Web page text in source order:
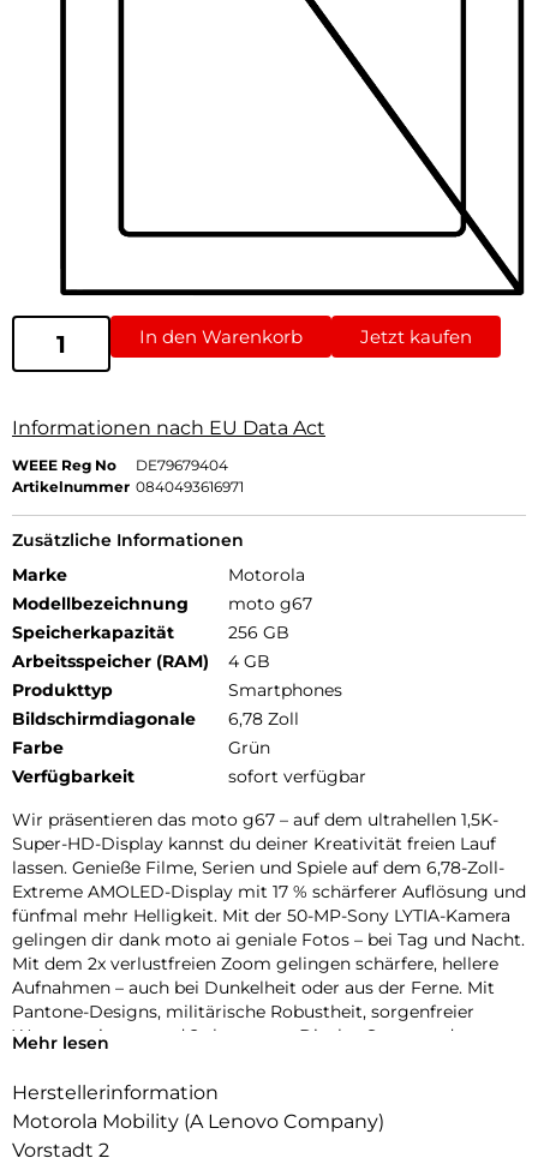
In den Warenkorb Jetzt kaufen
Informationen nach EU Data Act
WEEE Reg No
DE79679404
Artikelnummer 0840493616971
Zusätzliche Informationen
Marke
Motorola
Modellbezeichnung
moto g67
Speicherkapazität
256 GB
Arbeitsspeicher (RAM)
4 GB
Produkttyp
Smartphones
Bildschirmdiagonale
6,78 Zoll
Farbe
Grün
Verfügbarkeit
sofort verfügbar
Wir präsentieren das moto g67 – auf dem ultrahellen 1,5K-
Super-HD-Display kannst du deiner Kreativität freien Lauf
lassen. Genieße Filme, Serien und Spiele auf dem 6,78-Zoll-
Extreme AMOLED-Display mit 17 % schärferer Auflösung und
fünfmal mehr Helligkeit. Mit der 50-MP-Sony LYTIA-Kamera
gelingen dir dank moto ai geniale Fotos – bei Tag und Nacht.
Mit dem 2x verlustfreien Zoom gelingen schärfere, hellere
Aufnahmen – auch bei Dunkelheit oder aus der Ferne. Mit
Pantone-Designs, militärische Robustheit, sorgenfreier
Wasserresistenz und 2x besserem Display Sturz- und
erlebst du hohe 5G-Geschwindigkeiten, eine lange
Audio über Stereo-Lautsprecher. Mit dem neuen moto g67
erlebst du deine Kreativität in neuem Licht.
Mehr lesen
Herstellerinformation
Motorola Mobility (A Lenovo Company)
Vorstadt 2